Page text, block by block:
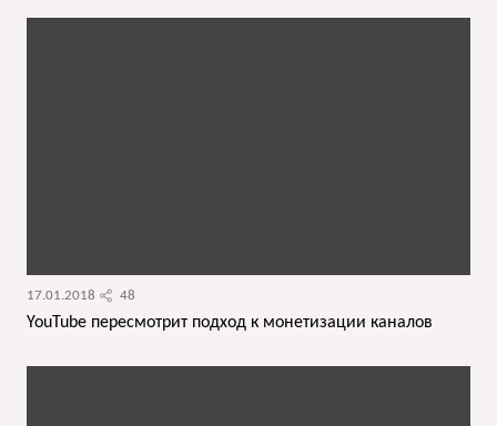
17.01.2018 48
YouTube пересмотрит подход к монетизации каналов